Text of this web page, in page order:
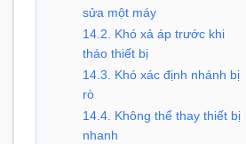
sửa một máy
14.2. Khó xả áp trước khi
tháo thiết bị
14.3. Khó xác định nhánh bị
rò
14.4. Không thể thay thiết bị
nhanh